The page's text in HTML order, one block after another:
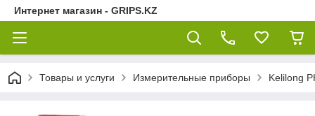
Интернет магазин - GRIPS.KZ
Товары и услуги Измерительные приборы Kelilong